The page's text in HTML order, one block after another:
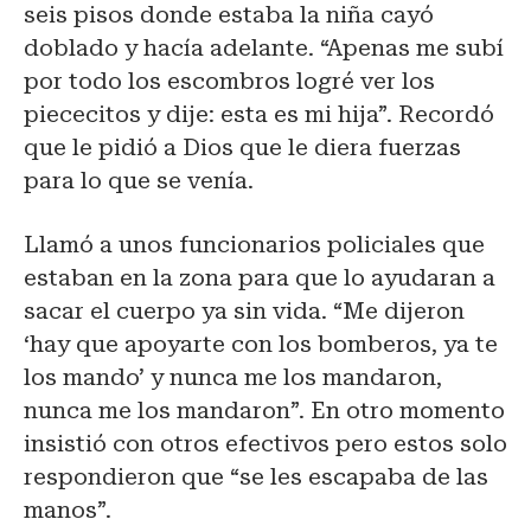
seis pisos donde estaba la niña cayó
doblado y hacía adelante. “Apenas me subí
por todo los escombros logré ver los
piececitos y dije: esta es mi hija”. Recordó
que le pidió a Dios que le diera fuerzas
para lo que se venía.
Llamó a unos funcionarios policiales que
estaban en la zona para que lo ayudaran a
sacar el cuerpo ya sin vida. “Me dijeron
‘hay que apoyarte con los bomberos, ya te
los mando’ y nunca me los mandaron,
nunca me los mandaron”. En otro momento
insistió con otros efectivos pero estos solo
respondieron que “se les escapaba de las
manos”.